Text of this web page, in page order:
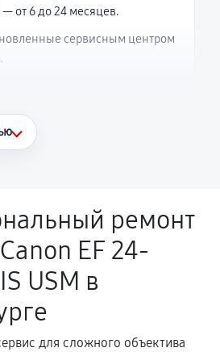
от 6 до 24 месяцев.
сервисным центром
гарантийным случаем
детали при
в течение
комплектующей заявленным
ремонт
EF 24-
USM в
для сложного объектива